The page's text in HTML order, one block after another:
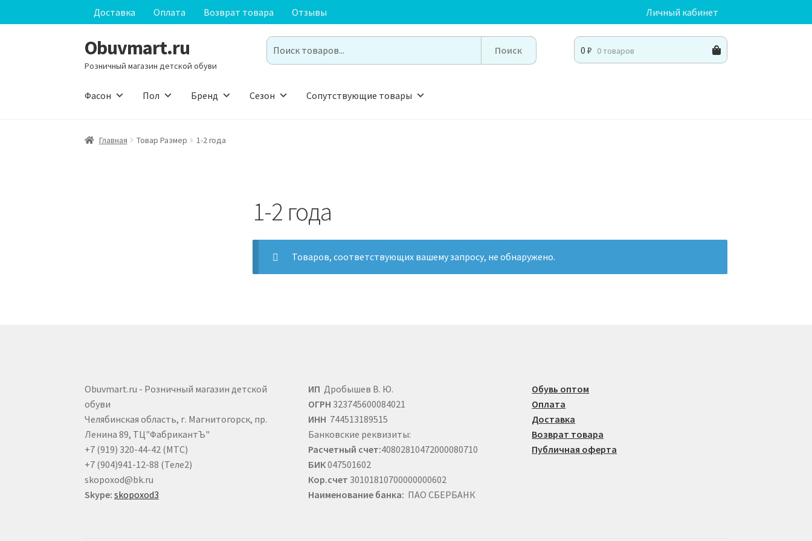
Доставка Оплата Возврат товара Отзывы Личный кабинет
Перейти
к
Перейти
к
Obuvmart.ru
Розничный магазин детской обуви
Search
for:
0 ₽ 0 товаров
Фасон Пол Бренд Сезон Сопутствующие товары
Главная Товар Размер 1-2 года
1-2 года
Товаров, соответствующих вашему запросу, не обнаружено.
Obuvmart.ru - Розничный магазин детской
обуви
Челябинская область, г. Магнитогорск, пр.
Ленина 89, ТЦ"ФабрикантЪ"
+7 (919) 320-44-42 (МТС)
+7 (904)941-12-88 (Теле2)
skopoxod@bk.ru
Skype: skopoxod3
ИП Дробышев В. Ю.
ОГРН 323745600084021
ИНН 744513189515
Банковские реквизиты:
Расчетный счет:40802810472000080710
БИК047501602
Кор.счет 30101810700000000602
Наименование банка: ПАО СБЕРБАНК
Обувь оптом
Оплата
Доставка
Возврат товара
Публичная оферта